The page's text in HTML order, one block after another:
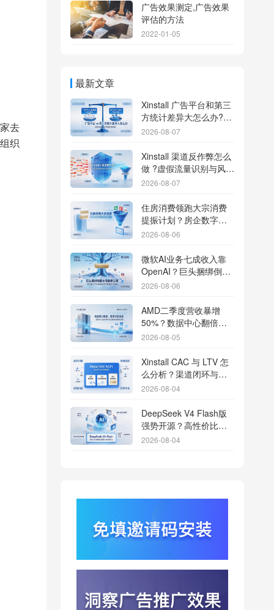
去
织
广告效果测定,广告效果
评估的方法
2022-01-05
最新文章
Xinstall 广告平台和第三
方统计差异大怎么办?数
据误差排查指南
2026-08-07
Xinstall 渠道反作弊怎么
做 ?虚假流量识别与风控
防刷解析
2026-08-07
住房消费领跑大宗消费
提振计划？房企数字化
转型加速线下场景智能
2026-08-06
微软AI业务七成收入靠
OpenAI？巨头捆绑倒逼
出海App独立追踪全渠道
2026-08-06
AMD二季度营收暴增
50%？数据中心翻倍增
长驱动跨端分发新底座
2026-08-05
Xinstall CAC 与 LTV 怎
么分析？渠道闭环与投
放回报解析
2026-08-04
DeepSeek V4 Flash版
强势开源？高性价比基
座模型重塑长尾应用全
2026-08-04
行云科技算力订单超154
亿？底座产能扩张激活
AI应用多终端流转新周
2026-08-04
苹果带摄像头的 AirPods
爆硬件分发与全渠道归
因升级
2026-08-03